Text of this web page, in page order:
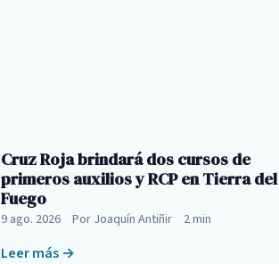
Cruz Roja brindará dos cursos de
primeros auxilios y RCP en Tierra del
Fuego
9 ago. 2026 Por Joaquín Antiñir 2 min
Leer más →